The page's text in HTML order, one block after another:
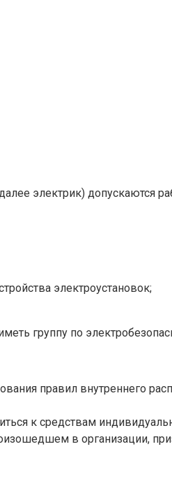
электрик) допускаются
электроустановок;
группу по
правил внутреннего
к средствам
в организации,